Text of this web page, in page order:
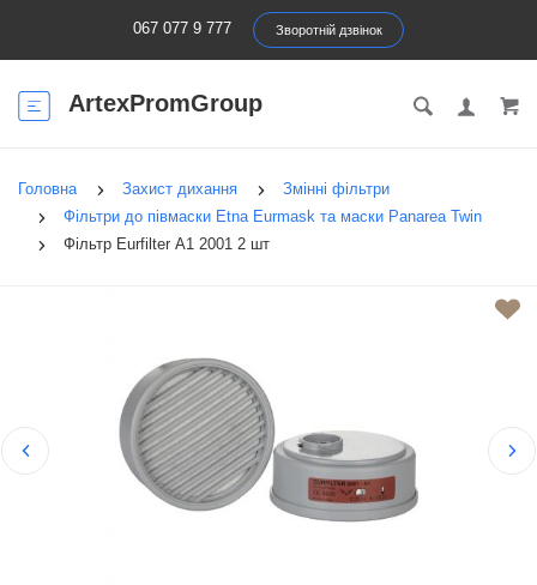
067 077 9 777 Зворотній дзвінок
ArtexPromGroup
Головна Захист дихання
Змінні фільтри
Фільтри до півмаски Etna Eurmask та маски Panarea Twin
Фільтр Eurfilter А1 2001 2 шт